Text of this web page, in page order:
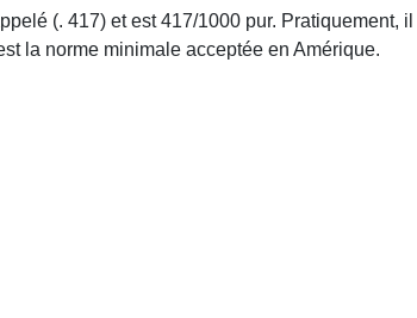
(. 417) et est 417/1000 pur. Pratiquement,
la norme minimale acceptée en Amérique.